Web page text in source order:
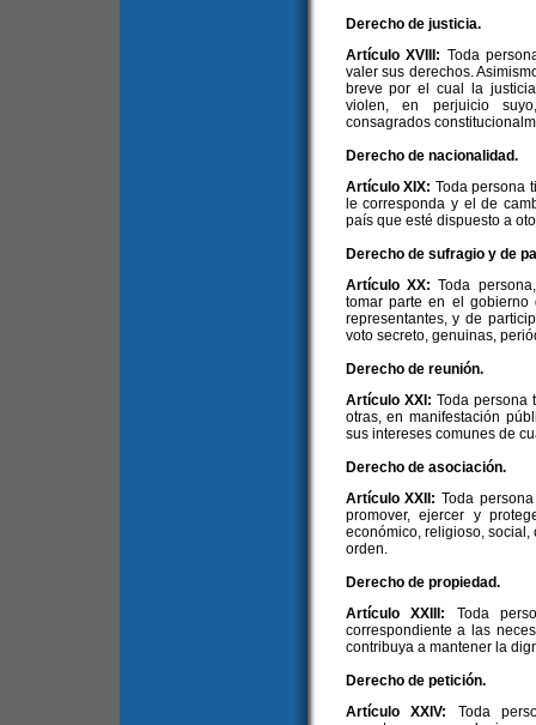
Derecho de justicia.
Artículo XVIII: Toda
valer sus derechos.
breve por el cual la
violen, en perjuicio
consagrados
Derecho de nacionalidad.
Artículo XIX: Toda persona
le corresponda y el de
país que esté dispuesto a
Derecho de sufragio y de
Artículo XX:Toda
tomar parte en el
representantes, y de
voto secreto, genuinas,
Derecho de reunión.
Artículo XXI: Toda persona
otras, en manifestación
sus intereses comunes de
Derecho de asociación.
Artículo XXII:Toda
promover, ejercer y
económico, religioso,
orden.
Derecho de propiedad.
Artículo XXIII: Toda
correspondiente a las
contribuya a mantener la
Derecho de petición.
Artículo XXIV: Toda